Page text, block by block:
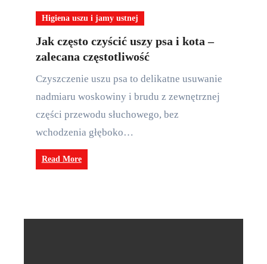
Higiena uszu i jamy ustnej
Jak często czyścić uszy psa i kota –
zalecana częstotliwość
Czyszczenie uszu psa to delikatne usuwanie
nadmiaru woskowiny i brudu z zewnętrznej
części przewodu słuchowego, bez
wchodzenia głęboko…
Read More